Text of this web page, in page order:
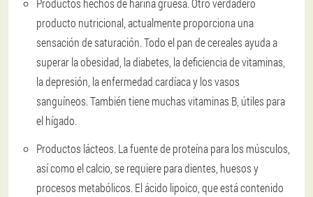
producto nutricional, actualmente proporciona una
sensación de saturación. Todo el pan de cereales ayuda a
superar la obesidad, la diabetes, la deficiencia de vitaminas,
la depresión, la enfermedad cardíaca y los vasos
sanguíneos. También tiene muchas vitaminas B, útiles para
el hígado.
Productos lácteos. La fuente de proteína para los músculos,
así como el calcio, se requiere para dientes, huesos y
procesos metabólicos. El ácido lipoico, que está contenido